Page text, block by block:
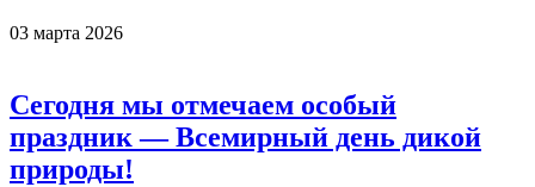
03 марта 2026
Сегодня мы отмечаем особый
праздник — Всемирный день дикой
природы!